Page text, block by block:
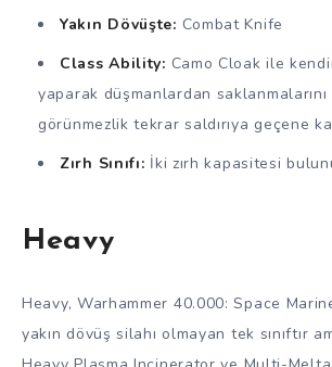
Yakın Dövüşte: Combat Knife
Class Ability: Camo Cloak ile
yaparak düşmanlardan
görünmezlik tekrar saldırıya geçene
Zırh Sınıfı: İki zırh kapasitesi
Heavy
Heavy, Warhammer 40.000: Space
yakın dövüş silahı olmayan tek sınıftır